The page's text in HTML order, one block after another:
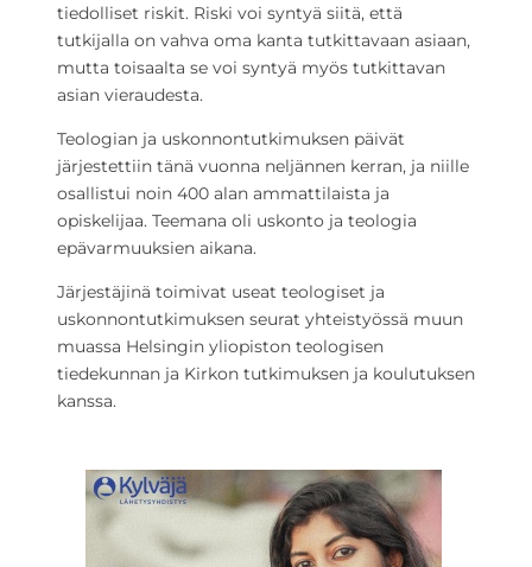
tiedolliset riskit. Riski voi syntyä siitä, että
tutkijalla on vahva oma kanta tutkittavaan asiaan,
mutta toisaalta se voi syntyä myös tutkittavan
asian vieraudesta.
Teologian ja uskonnontutkimuksen päivät
järjestettiin tänä vuonna neljännen kerran, ja niille
osallistui noin 400 alan ammattilaista ja
opiskelijaa. Teemana oli uskonto ja teologia
epävarmuuksien aikana.
Järjestäjinä toimivat useat teologiset ja
uskonnontutkimuksen seurat yhteistyössä muun
muassa Helsingin yliopiston teologisen
tiedekunnan ja Kirkon tutkimuksen ja koulutuksen
kanssa.